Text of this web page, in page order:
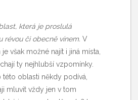
která je proslulá
révou či obecně vínem. V
však možné najít i jiná místa,
ty nejhlubší vzpomínky.
této oblasti někdy podívá,
mluvit vždy jen v tom